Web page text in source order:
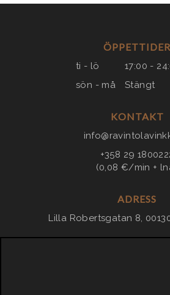
ÖPPETTIDER
ti - lö
17:00 -
sön - må
Stängt
KONTAKT
+358 29
(0,08 €/min +
ADRESS
Lilla Robertsgatan 8,